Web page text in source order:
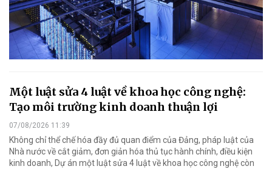
Một luật sửa 4 luật về khoa học công nghệ:
Tạo môi trường kinh doanh thuận lợi
07/08/2026 11:39
Không chỉ thể chế hóa đầy đủ quan điểm của Đảng, pháp luật của
Nhà nước về cắt giảm, đơn giản hóa thủ tục hành chính, điều kiện
kinh doanh, Dự án một luật sửa 4 luật về khoa học công nghệ còn